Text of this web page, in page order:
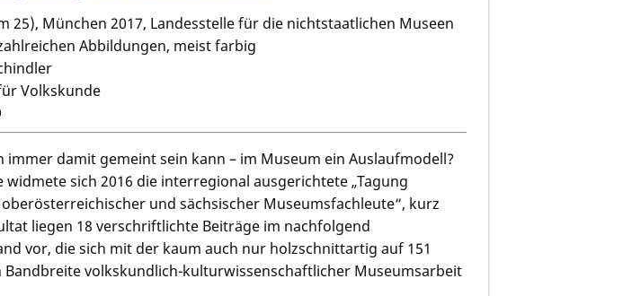
25), München 2017, Landesstelle für die nichtstaatlichen Museen
Abbildungen, meist farbig
Volkskunde
immer damit gemeint sein kann – im Museum ein Auslaufmodell?
sich 2016 die interregional ausgerichtete „Tagung
und sächsischer Museumsfachleute“, kurz
liegen 18 verschriftlichte Beiträge im nachfolgend
vor, die sich mit der kaum auch nur holzschnittartig auf 151
Bandbreite volkskundlich-kulturwissenschaftlicher Museumsarbeit